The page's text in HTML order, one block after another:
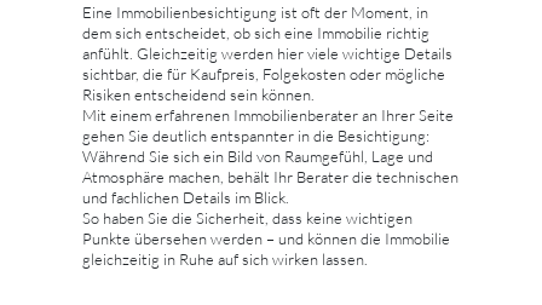
Eine Immobilienbesichtigung ist oft der Moment, in
dem sich entscheidet, ob sich eine Immobilie richtig
anfühlt. Gleichzeitig werden hier viele wichtige Details
sichtbar, die für Kaufpreis, Folgekosten oder mögliche
Risiken entscheidend sein können.
Mit einem erfahrenen Immobilienberater an Ihrer Seite
gehen Sie deutlich entspannter in die Besichtigung:
Während Sie sich ein Bild von Raumgefühl, Lage und
Atmosphäre machen, behält Ihr Berater die technischen
und fachlichen Details im Blick.
So haben Sie die Sicherheit, dass keine wichtigen
Punkte übersehen werden – und können die Immobilie
gleichzeitig in Ruhe auf sich wirken lassen.